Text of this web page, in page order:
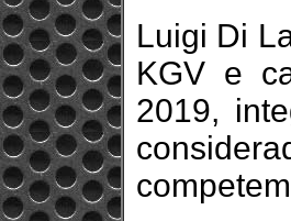
Luigi Di
KGV e
2019,